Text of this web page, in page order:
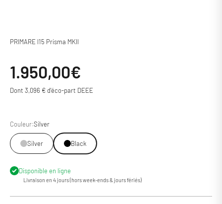
PRIMARE I15 Prisma MKII
Prix de vente
1.950,00€
Dont 3,096 € d'éco-part DEEE
Couleur:Silver
Silver Black
Disponible en ligne
Livraison en 4 jours (hors week-ends & jours fériés)